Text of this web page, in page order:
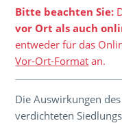
Über den Inhalt
Bitte beachten Sie:
vor Ort als auch
entweder für das
Vor-Ort-Format an.
Die Auswirkungen
verdichteten